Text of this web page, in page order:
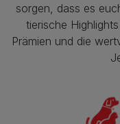
sorgen, dass es
tierische
Prämien und die